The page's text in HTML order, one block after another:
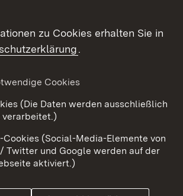
Barrierefreiheit
Cookies
zu Cookies erhalten Sie in
.
Cookies
(Die Daten werden ausschließlich
verarbeitet.)
(Social-Media-Elemente von
Twitter und Google werden auf der
aktiviert.)